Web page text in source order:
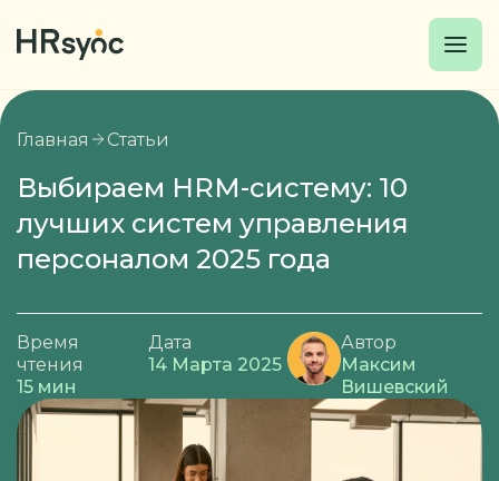
Главная Статьи
Выбираем HRM-систему: 10
лучших систем управления
персоналом 2025 года
Автор
Максим
Вишевский
Время
чтения
15 мин
Дата
14 Марта 2025